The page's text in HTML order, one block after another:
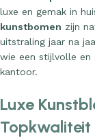
luxe en gemak in
kunstbomen zijn
uitstraling jaar na
wie een stijlvolle en
kantoor.
Luxe
Topkwaliteit